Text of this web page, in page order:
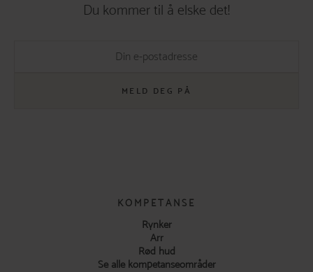
Du kommer til å elske det!
MELD DEG PÅ
KOMPETANSE
Rynker
Arr
Rød hud
Se alle kompetanseområder